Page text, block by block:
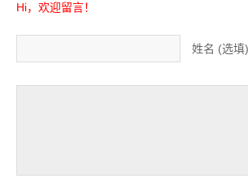
Hi，欢迎留言！
姓名 (选填)